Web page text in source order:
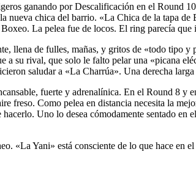
ganando por Descalificación en el
nueva chica del barrio. «La Chica de la tapa
La pelea fue de locos. El ring parecía
llena de fulles, mañas, y gritos de «todo
su rival, que solo le falto pelar una «picana
saludar a «La Charrúa». Una derecha
fuerte y adrenalínica. En el Round 8
freso. Como pelea en distancia necesita la
Uno lo desea cómodamente sentado
«La Yani» está consciente de lo que hace en